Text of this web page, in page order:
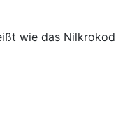
wie das